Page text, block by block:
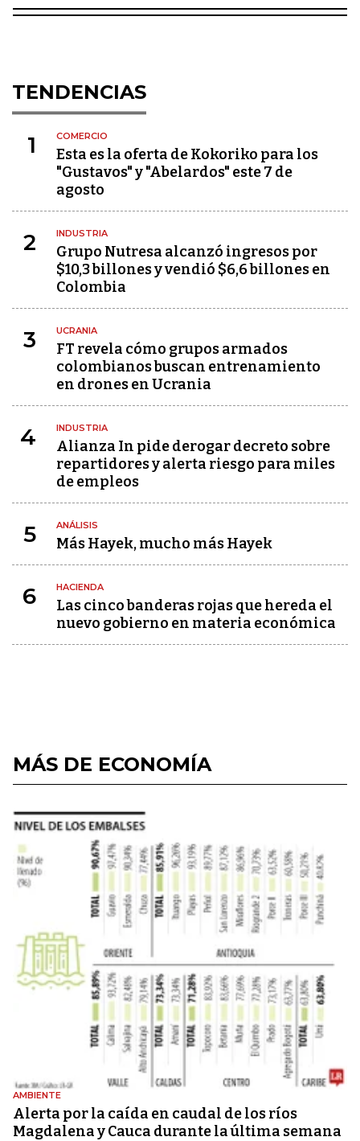
TENDENCIAS
1 COMERCIO
Esta es la oferta de Kokoriko para los
"Gustavos" y "Abelardos" este 7 de
agosto
2 INDUSTRIA
Grupo Nutresa alcanzó ingresos por
$10,3 billones y vendió $6,6 billones en
Colombia
3 UCRANIA
FT revela cómo grupos armados
colombianos buscan entrenamiento
en drones en Ucrania
4 INDUSTRIA
Alianza In pide derogar decreto sobre
repartidores y alerta riesgo para miles
de empleos
5 ANÁLISIS
Más Hayek, mucho más Hayek
6 HACIENDA
Las cinco banderas rojas que hereda el
nuevo gobierno en materia económica
MÁS DE ECONOMÍA
AMBIENTE
Alerta por la caída en caudal de los ríos
Magdalena y Cauca durante la última semana